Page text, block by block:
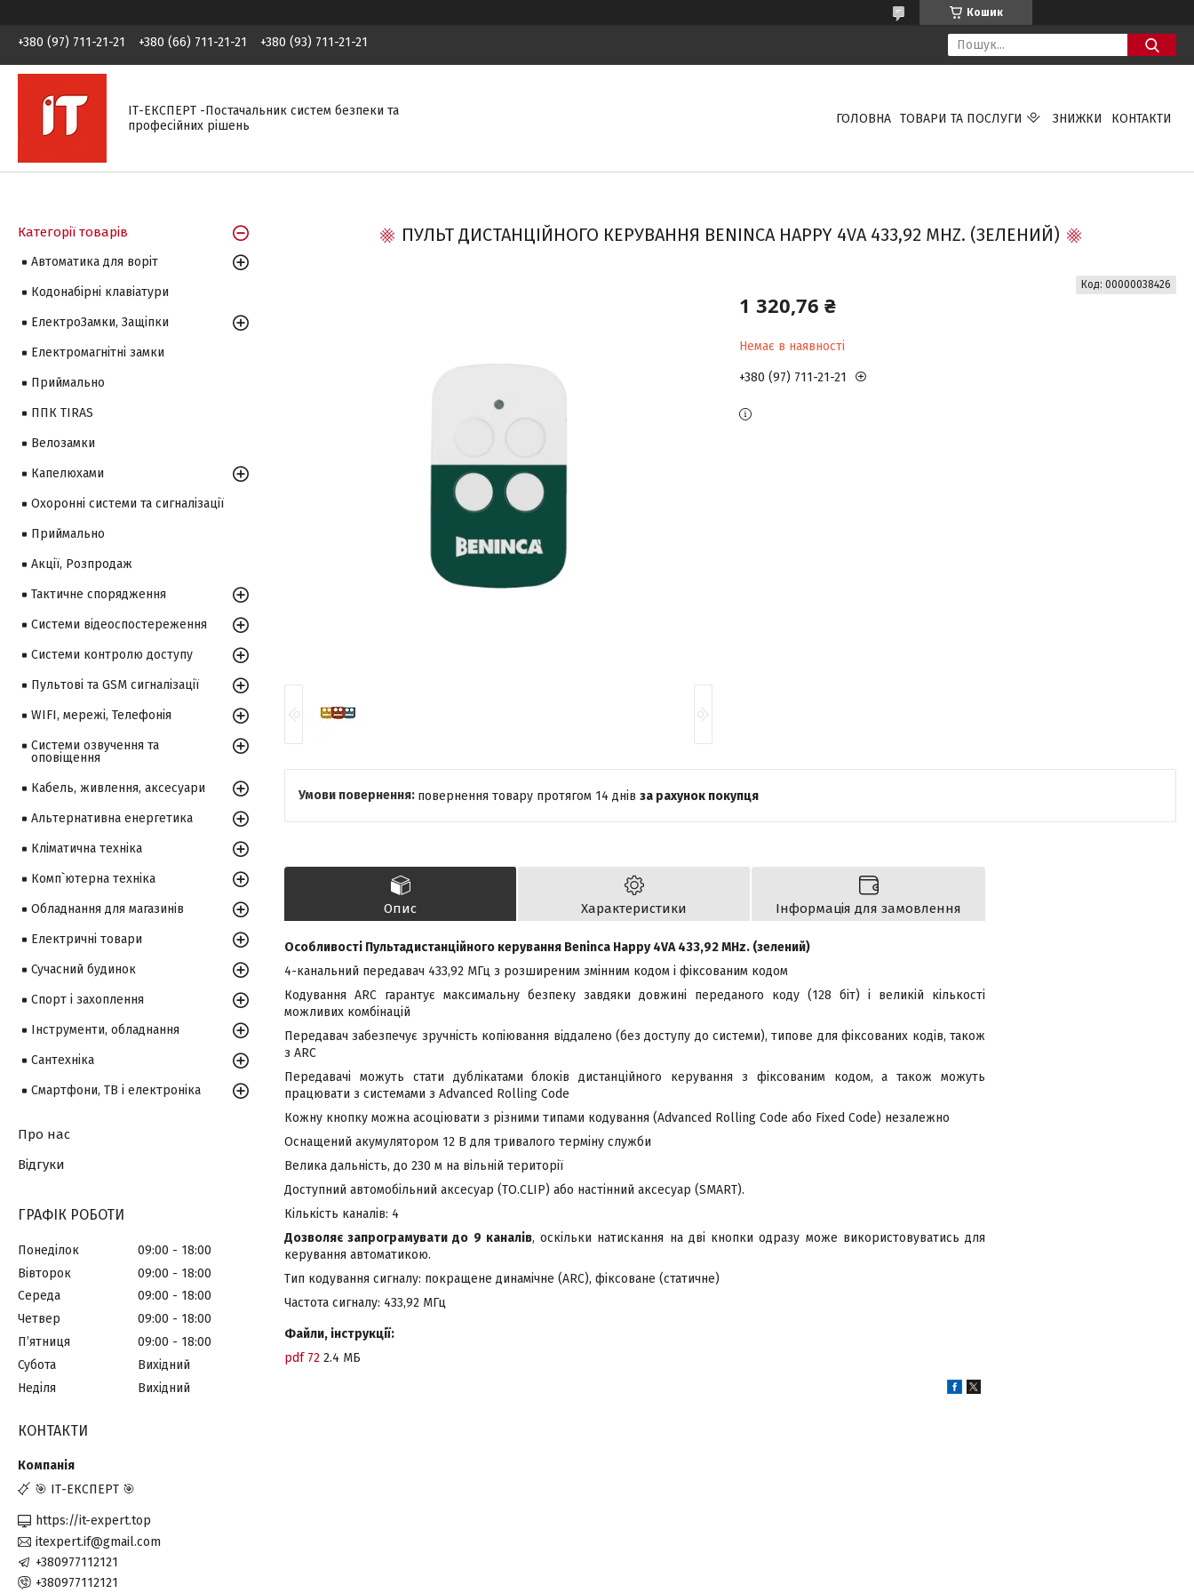
Кошик
+380 (97) 711-21-21 +380 (66) 711-21-21 +380 (93) 711-21-21
ІТ-ЕКСПЕРТ -Постачальник систем безпеки та
професійних рішень
ГОЛОВНА ТОВАРИ ТА ПОСЛУГИ ЗНИЖКИ КОНТАКТИ
ПУЛЬТ ДИСТАНЦІЙНОГО КЕРУВАННЯ BENINCA HAPPY 4VA 433,92 MHZ. (ЗЕЛЕНИЙ)
1 320,76 ₴
Немає в наявності
Код: 00000038426
+380 (97) 711-21-21
повернення товару протягом 14 днів за рахунок покупця
Опис Характеристики Інформація для замовлення
Особливості Пультадистанційного керування Beninca Happy 4VA 433,92 MHz. (зелений)
4-канальний передавач 433,92 МГц з розширеним змінним кодом і фіксованим кодом
Кодування ARC гарантує максимальну безпеку завдяки довжині переданого коду (128 біт) і великій кількості
можливих комбінацій
Передавач забезпечує зручність копіювання віддалено (без доступу до системи), типове для фіксованих кодів, також
з ARC
Передавачі можуть стати дублікатами блоків дистанційного керування з фіксованим кодом, а також можуть
працювати з системами з Advanced Rolling Code
Кожну кнопку можна асоціювати з різними типами кодування (Advanced Rolling Code або Fixed Code) незалежно
Оснащений акумулятором 12 В для тривалого терміну служби
Велика дальність, до 230 м на вільній території
Доступний автомобільний аксесуар (TO.CLIP) або настінний аксесуар (SMART).
Кількість каналів: 4
Дозволяє запрограмувати до 9 каналів, оскільки натискання на дві кнопки одразу може використовуватись для
керування автоматикою.
Тип кодування сигналу: покращене динамічне (ARC), фіксоване (статичне)
Частота сигналу: 433,92 МГц
Файли, інструкції:
pdf72 2.4 МБ
Категорії товарів
Автоматика для воріт
Кодонабірні клавіатури
ЕлектроЗамки, Защіпки
Електромагнітні замки
Приймально
ППК TIRAS
Велозамки
Капелюхами
Охоронні системи та сигналізації
Приймально
Акції, Розпродаж
Тактичне спорядження
Системи відеоспостереження
Системи контролю доступу
Пультові та GSM сигналізації
WIFI, мережі, Телефонія
Системи озвучення та
оповіщення
Кабель, живлення, аксесуари
Альтернативна енергетика
Кліматична техніка
Комп`ютерна техніка
Обладнання для магазинів
Електричні товари
Сучасний будинок
Спорт і захоплення
Інструменти, обладнання
Сантехніка
Смартфони, ТВ і електроніка
Про нас
Відгуки
ГРАФІК РОБОТИ
Понеділок 09:00
18:00
Вівторок
09:00
18:00
Середа
09:00
18:00
Четвер
09:00
18:00
Пʼятниця
09:00
18:00
Субота
Вихідний
Неділя
Вихідний
КОНТАКТИ
🎯 ІТ-ЕКСПЕРТ 🎯
https://it-expert.top
itexpert.if@gmail.com
+380977112121
+380977112121